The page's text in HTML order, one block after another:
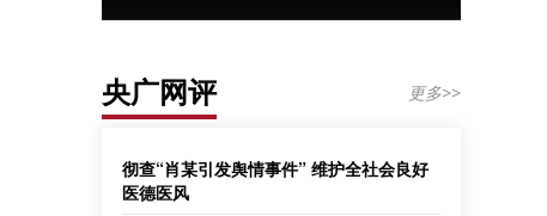
央广网评 更多>>
彻查“肖某引发舆情事件” 维护全社会良好
医德医风